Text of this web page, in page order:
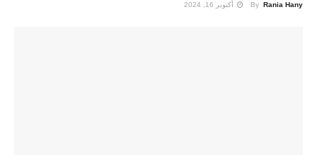
By Rania Hany أكتوبر 16, 2024